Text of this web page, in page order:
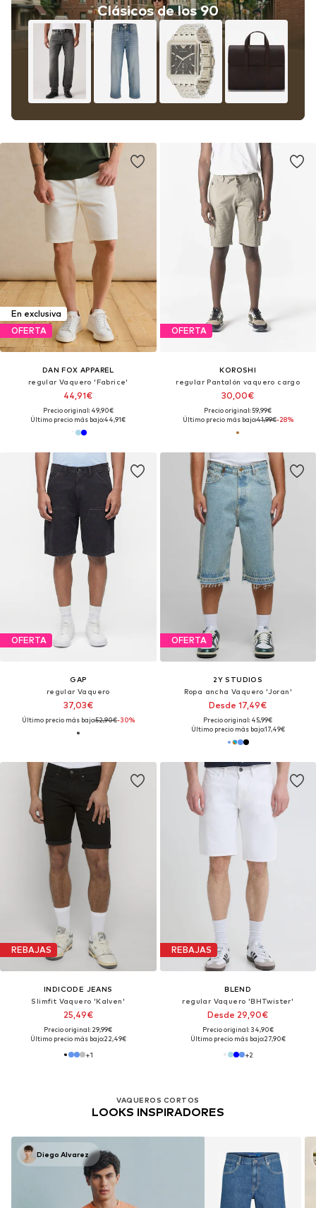
Clásicos de los 90
En exclusiva
OFERTA
DAN FOX APPAREL
regular Vaquero 'Fabrice'
44,91€
Precio original: 49,90€
Último precio más bajo:44,91€
OFERTA
KOROSHI
regular Pantalón vaquero cargo
30,00€
Precio original: 59,99€
Último precio más bajo:41,99€-28%
OFERTA
GAP
regular Vaquero
37,03€
Último precio más bajo:52,90€-30%
OFERTA
2Y STUDIOS
Ropa ancha Vaquero 'Joran'
Desde 17,49€
Precio original: 45,99€
Último precio más bajo:17,49€
REBAJAS
INDICODE JEANS
Slimfit Vaquero 'Kalven'
25,49€
Precio original: 29,99€
Último precio más bajo:22,49€
+1
REBAJAS
BLEND
regular Vaquero 'BHTwister'
Desde 29,90€
Precio original: 34,90€
Último precio más bajo:27,90€
+2
VAQUEROS CORTOS
LOOKS INSPIRADORES
Diego Alvarez